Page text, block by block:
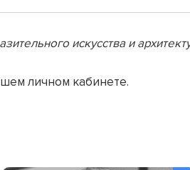
искусства и
личном кабинете.